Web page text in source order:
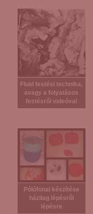
Fluid festési technika,
avagy a folyatásos
festésről videóval
Pólófonal készítése
házilag lépésről
lépésre